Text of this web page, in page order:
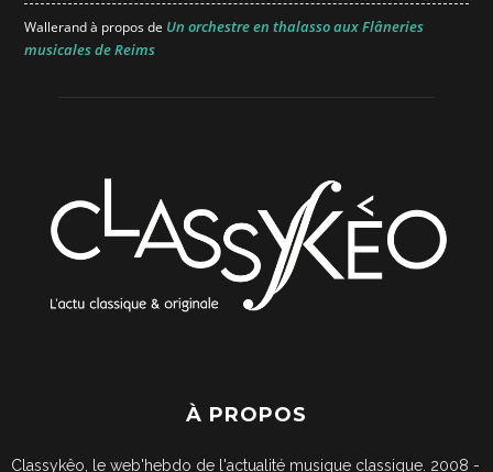
Wallerandà propos de Un orchestre en thalasso aux Flâneries
musicales de Reims
À PROPOS
Classykêo, le web'hebdo de l'actualité musique classique. 2008 -